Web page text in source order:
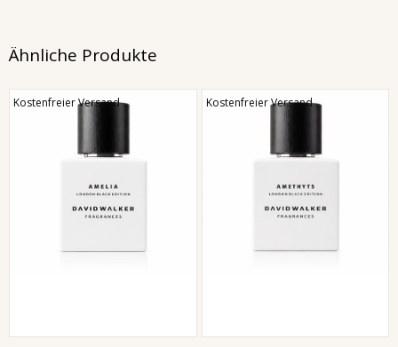
Ähnliche Produkte
Kostenfreier Versand Kostenfreier Versand